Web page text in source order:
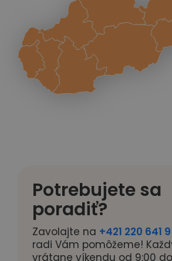
Potrebujete sa
poradiť?
Zavolajte na +421 220 641
radi Vám pomôžeme!
vrátane víkendu od 9:00 do